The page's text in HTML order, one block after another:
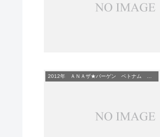
2012年 ＡＮＡザ★バーゲン ベトナム ホーチミン ルネッサンス・リバーサイド